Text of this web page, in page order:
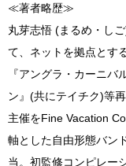
≪著者略歴≫
丸芽志悟 (まるめ・し
て、ネットを拠点とす
『アングラ・カーニバ
ン』(共にテイチク)等
主催をFine Vacation
軸とした自由形態バン
当。初監修コンピレー